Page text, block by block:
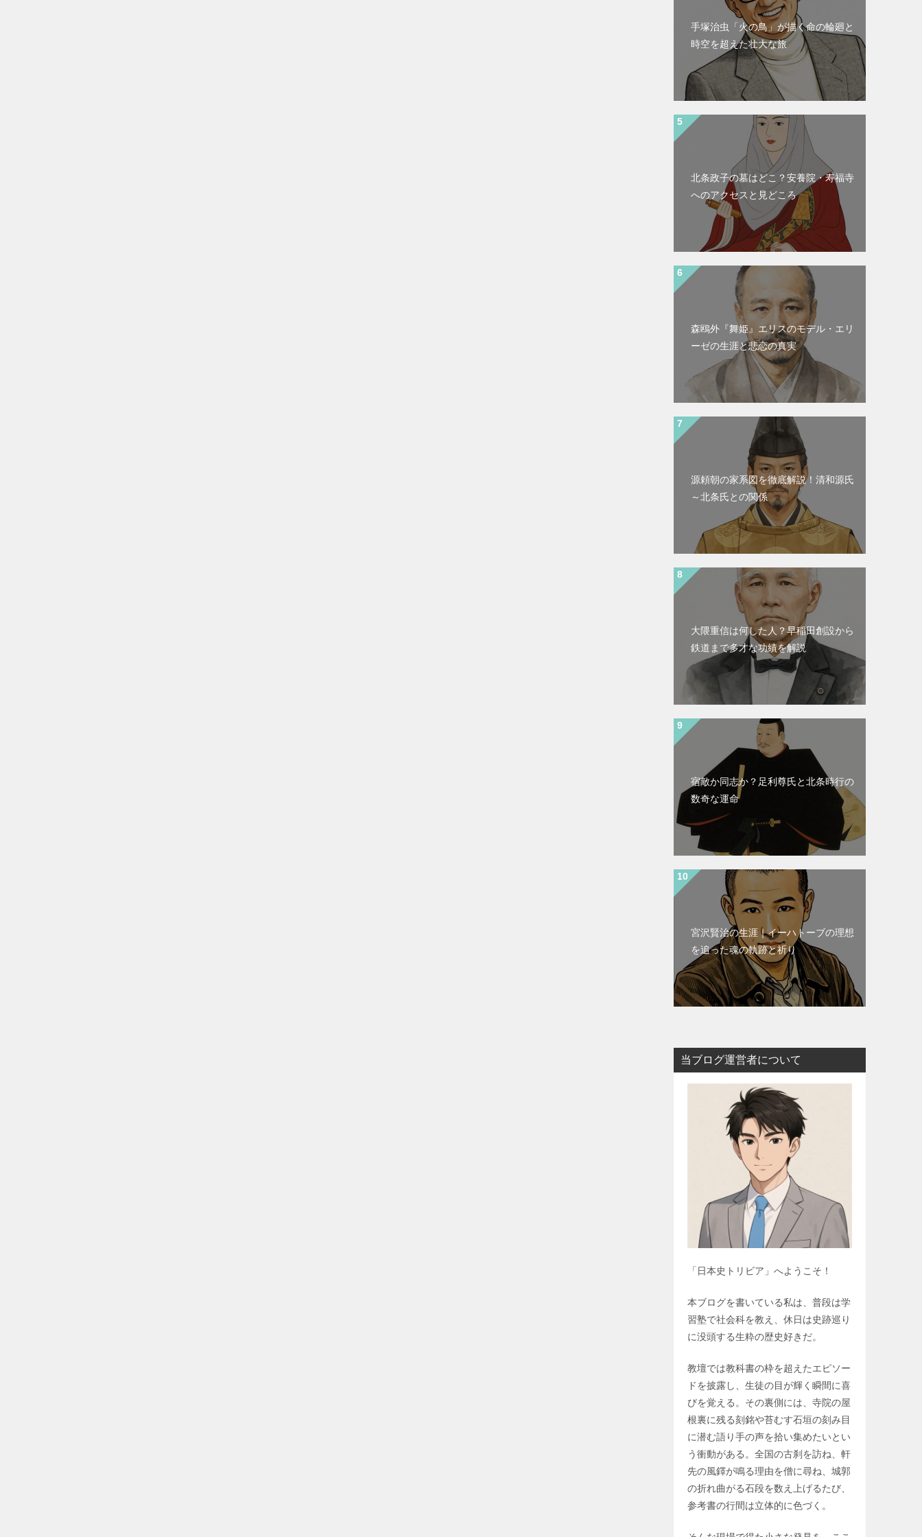
手塚治虫「火の鳥」が描く命の輪廻と
時空を超えた壮大な旅
北条政子の墓はどこ？安養院・寿福寺
へのアクセスと見どころ
森鴎外『舞姫』エリスのモデル・エリ
ーゼの生涯と悲恋の真実
源頼朝の家系図を徹底解説！清和源氏
～北条氏との関係
大隈重信は何した人？早稲田創設から
鉄道まで多才な功績を解説
宿敵か同志か？足利尊氏と北条時行の
数奇な運命
宮沢賢治の生涯｜イーハトーブの理想
を追った魂の軌跡と祈り
当ブログ運営者について
「日本史トリビア」へようこそ！
本ブログを書いている私は、普段は学
習塾で社会科を教え、休日は史跡巡り
に没頭する生粋の歴史好きだ。
教壇では教科書の枠を超えたエピソー
ドを披露し、生徒の目が輝く瞬間に喜
びを覚える。その裏側には、寺院の屋
根裏に残る刻銘や苔むす石垣の刻み目
に潜む語り手の声を拾い集めたいとい
う衝動がある。全国の古刹を訪ね、軒
先の風鐸が鳴る理由を僧に尋ね、城郭
の折れ曲がる石段を数え上げるたび、
参考書の行間は立体的に色づく。